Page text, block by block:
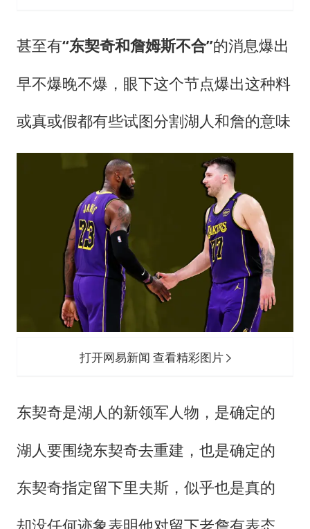
甚至有“东契奇和詹姆斯不合”的消息爆出
早不爆晚不爆，眼下这个节点爆出这种料
或真或假都有些试图分割湖人和詹的意味
打开网易新闻 查看精彩图片
东契奇是湖人的新领军人物，是确定的
湖人要围绕东契奇去重建，也是确定的
东契奇指定留下里夫斯，似乎也是真的
却没任何迹象表明他对留下老詹有表态